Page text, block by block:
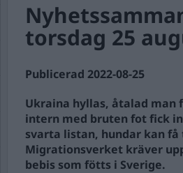
torsdag 25
Publicerad 2022-08-25
Ukraina hyllas, åtalad man
intern med bruten fot fick
svarta listan, hundar kan få
Migrationsverket kräver
bebis som fötts i Sverige.